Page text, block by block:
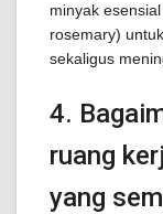
minyak
rosemary)
sekaligus
4.
ruang
yang